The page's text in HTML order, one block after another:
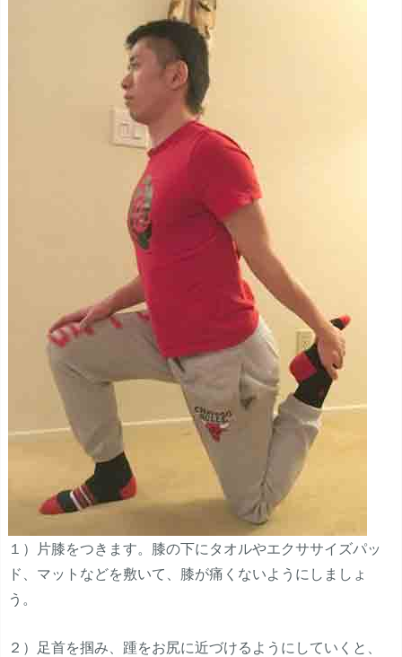
１）片膝をつきます。膝の下にタオルやエクササイズパッ
ド、マットなどを敷いて、膝が痛くないようにしましょ
う。
２）足首を掴み、踵をお尻に近づけるようにしていくと、